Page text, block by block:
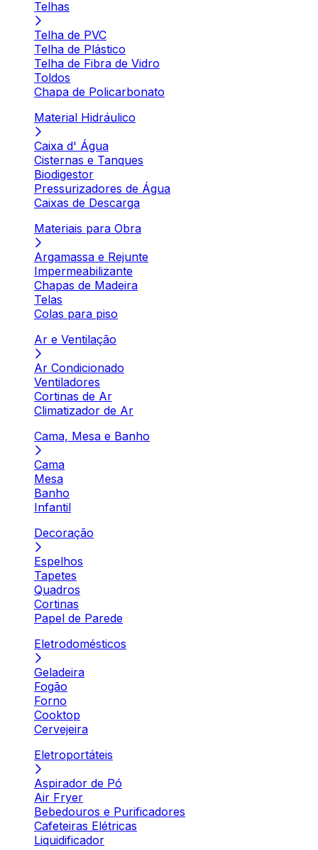
Telhas
Telha de PVC
Telha de Plástico
Telha de Fibra de Vidro
Toldos
Chapa de Policarbonato
Material Hidráulico
Caixa d' Água
Cisternas e Tanques
Biodigestor
Pressurizadores de Água
Caixas de Descarga
Materiais para Obra
Argamassa e Rejunte
Impermeabilizante
Chapas de Madeira
Telas
Colas para piso
Ar e Ventilação
Ar Condicionado
Ventiladores
Cortinas de Ar
Climatizador de Ar
Cama, Mesa e Banho
Cama
Mesa
Banho
Infantil
Decoração
Espelhos
Tapetes
Quadros
Cortinas
Papel de Parede
Eletrodomésticos
Geladeira
Fogão
Forno
Cooktop
Cervejeira
Eletroportáteis
Aspirador de Pó
Air Fryer
Bebedouros e Purificadores
Cafeteiras Elétricas
Liquidificador